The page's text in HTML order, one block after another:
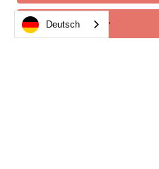
Überschrift
Deutsch